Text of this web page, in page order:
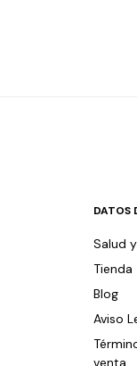
DATOS
Salud
Tienda
Blog
Aviso
venta